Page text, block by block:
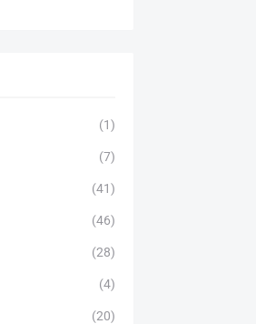
(1)
(7)
(41)
(46)
(28)
(4)
(20)